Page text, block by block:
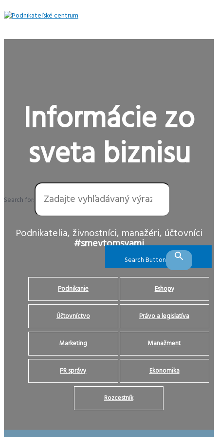
Preskočiť
na
Menu
Informácie zo
sveta biznisu
Search for:
Search Button
Podnikatelia, živnostníci, manažéri, účtovníci
#smevtomsvami
Podnikanie Eshopy
Účtovníctvo Právo a legislatíva
Marketing Manažment
PR správy Ekonomika
Rozcestník